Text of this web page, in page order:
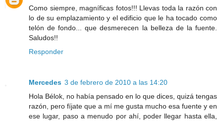
Como siempre, magníficas fotos!!! Llevas toda la razón con
lo de su emplazamiento y el edificio que le ha tocado como
telón de fondo... que desmerecen la belleza de la fuente.
Saludos!!
Responder
Mercedes 3 de febrero de 2010 a las 14:20
Hola Bélok, no había pensado en lo que dices, quizá tengas
razón, pero fíjate que a mí me gusta mucho esa fuente y en
ese lugar, paso a menudo por ahí, poder llegar hasta ella,